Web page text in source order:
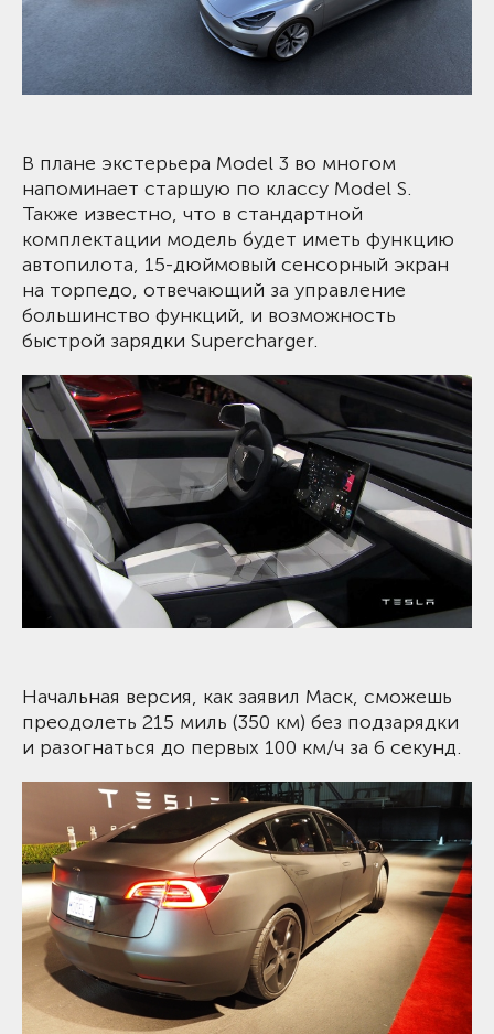
В плане экстерьера Model 3 во многом
напоминает старшую по классу Model S.
Также известно, что в стандартной
комплектации модель будет иметь функцию
автопилота, 15-дюймовый сенсорный экран
на торпедо, отвечающий за управление
большинство функций, и возможность
быстрой зарядки Supercharger.
Начальная версия, как заявил Маск, сможешь
преодолеть 215 миль (350 км) без подзарядки
и разогнаться до первых 100 км/ч за 6 секунд.